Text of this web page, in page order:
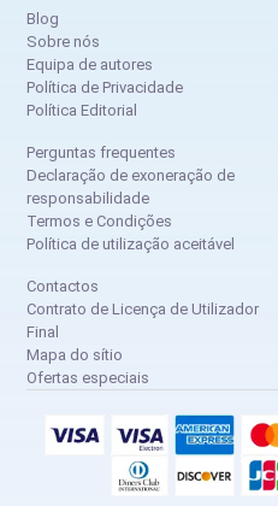
Blog
Sobre nós
Equipa de autores
Política de Privacidade
Política Editorial
Perguntas frequentes
Declaração de exoneração de
responsabilidade
Termos e Condições
Política de utilização aceitável
Contactos
Contrato de Licença de Utilizador
Final
Mapa do sítio
Ofertas especiais